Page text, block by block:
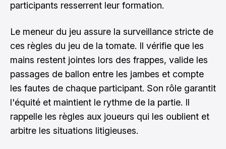
participants resserrent leur formation.
Le meneur du jeu assure la surveillance stricte de
ces règles du jeu de la tomate. Il vérifie que les
mains restent jointes lors des frappes, valide les
passages de ballon entre les jambes et compte
les fautes de chaque participant. Son rôle garantit
l'équité et maintient le rythme de la partie. Il
rappelle les règles aux joueurs qui les oublient et
arbitre les situations litigieuses.